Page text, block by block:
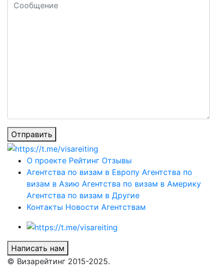
Отправить
О проекте Рейтинг Отзывы
Агентства по визам в Европу Агентства по
визам в Азию Агентства по визам в Америку
Агентства по визам в Другие
Контакты Новости Агентствам
Написать нам
© Визарейтинг 2015-2025.